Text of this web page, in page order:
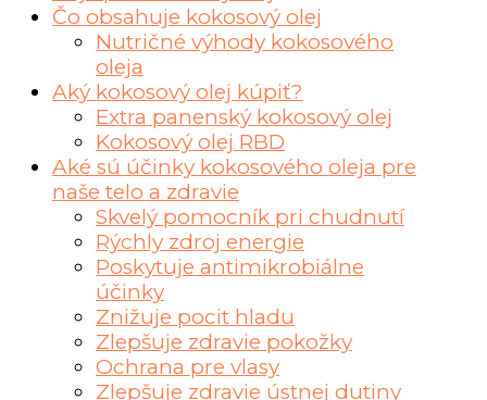
Čo obsahuje kokosový olej
Nutričné výhody kokosového
oleja
Aký kokosový olej kúpiť?
Extra panenský kokosový olej
Kokosový olej RBD
Aké sú účinky kokosového oleja pre
naše telo a zdravie
Skvelý pomocník pri chudnutí
Rýchly zdroj energie
Poskytuje antimikrobiálne
účinky
Znižuje pocit hladu
Zlepšuje zdravie pokožky
Ochrana pre vlasy
Zlepšuje zdravie ústnej dutiny